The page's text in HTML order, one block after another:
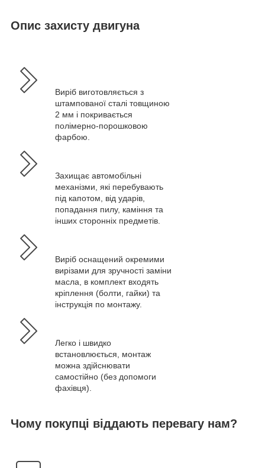
Опис захисту двигуна
Виріб виготовляється з
штампованої сталі товщиною
2 мм і покривається
полімерно-порошковою
фарбою.
Захищає автомобільні
механізми, які перебувають
під капотом, від ударів,
попадання пилу, каміння та
інших сторонніх предметів.
Виріб оснащений окремими
вирізами для зручності заміни
масла, в комплект входять
кріплення (болти, гайки) та
інструкція по монтажу.
Легко і швидко
встановлюється, монтаж
можна здійснювати
самостійно (без допомоги
фахівця).
Чому покупці віддають перевагу нам?